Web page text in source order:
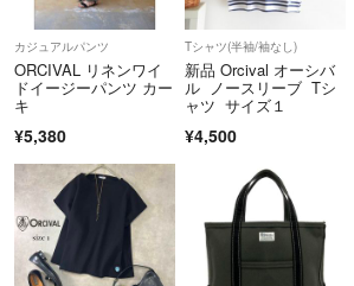
カジュアルパンツ
ORCIVAL リネンワイ
ドイージーパンツ カー
キ
¥5,380
Tシャツ(半袖/袖なし)
新品 Orcival オーシバ
ル ノースリーブ Tシ
ャツ サイズ１
¥4,500